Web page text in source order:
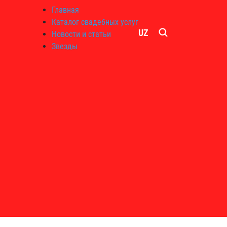
Главная
Каталог свадебных услуг
Новости и статьи
Звезды
UZ